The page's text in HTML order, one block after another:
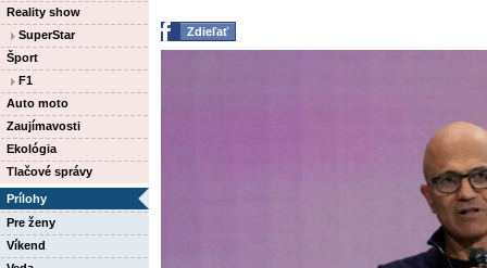
Reality show
SuperStar
Šport
F1
Auto moto
Zaujímavosti
Ekológia
Tlačové správy
Prílohy
Pre ženy
Víkend
Zdieľať